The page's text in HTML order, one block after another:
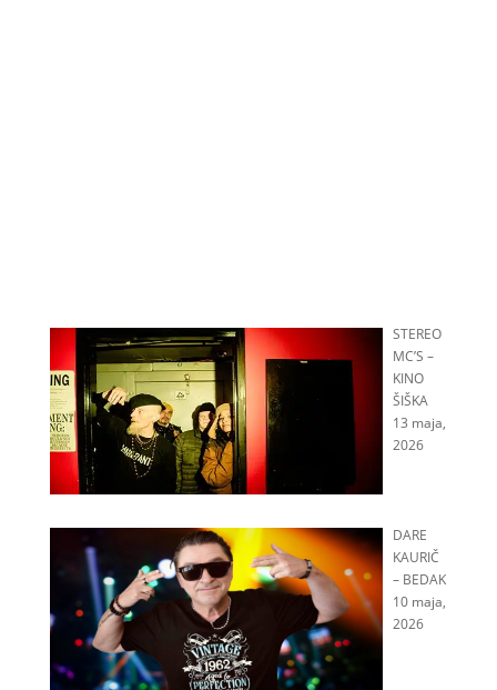
STEREO
MC’S –
KINO
ŠIŠKA
13 maja,
2026
DARE
KAURIČ
– BEDAK
10 maja,
2026